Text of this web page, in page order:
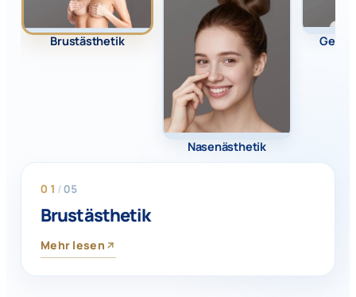
01 /05
Brustästhetik
Mehr lesen
Brustästhetik
Nasenästhetik